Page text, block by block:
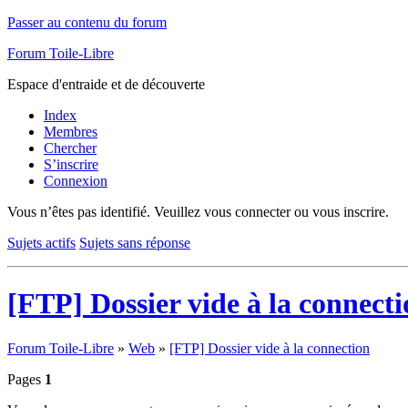
Passer au contenu du forum
Forum Toile-Libre
Espace d'entraide et de découverte
Index
Membres
Chercher
S’inscrire
Connexion
Vous n’êtes pas identifié. Veuillez vous connecter ou vous inscrire.
Sujets actifs Sujets sans réponse
[FTP] Dossier vide à la
Forum Toile-Libre » Web » [FTP] Dossier vide à la connection
Pages 1